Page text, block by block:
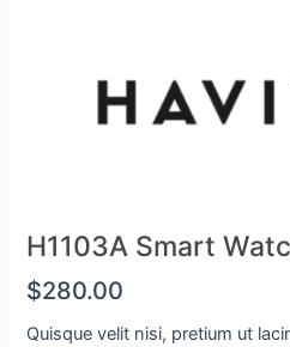
H1103A Smart
$280.00
Quisque velit nisi, pretium ut